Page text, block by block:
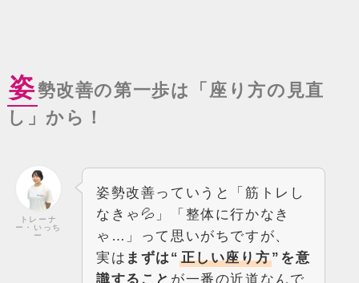
姿勢改善の第一歩は「座り方の見直
し」から！
トレーナ
ー・いっち
ー
姿勢改善っていうと「筋トレし
なきゃ💦」「整体に行かなき
ゃ…」って思いがちですが、
実は まずは“ 正しい座り方”を意
識すること が一番の近道なんで